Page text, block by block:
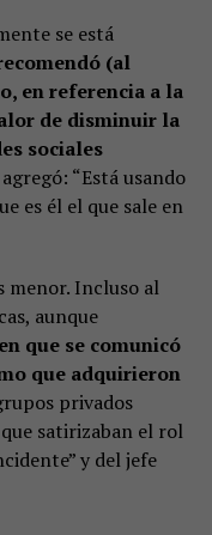
se está
(al
en referencia a la
de disminuir la
sociales
“Está usando
es él el que sale en
menor. Incluso al
aunque
que se comunicó
que adquirieron
privados
satirizaban el rol
y del jefe